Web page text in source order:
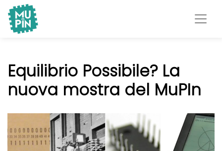
Equilibrio Possibile? La
nuova mostra del MuPIn